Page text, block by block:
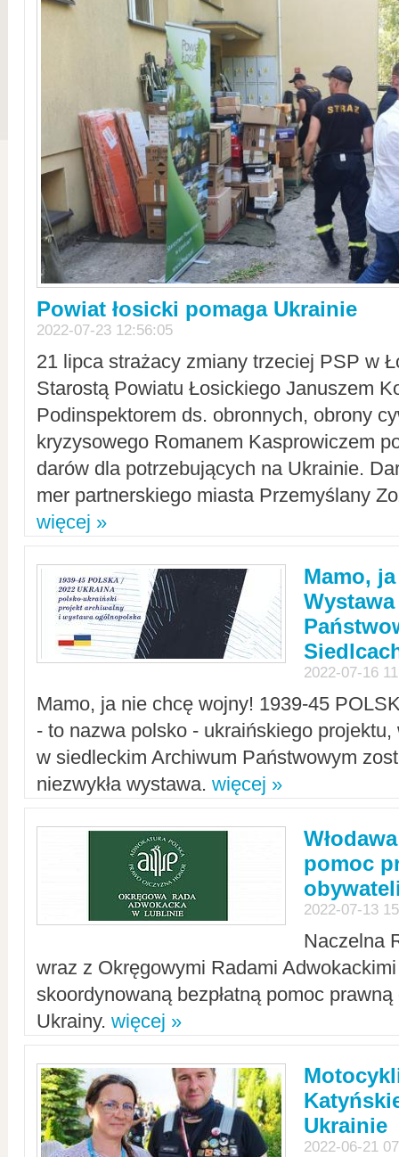
Powiat łosicki pomaga Ukrainie
2022-07-23 12:56:05
21 lipca strażacy zmiany trzeciej PSP w
Starostą Powiatu Łosickiego Januszem
Podinspektorem ds. obronnych, obrony
kryzysowego Romanem Kasprowiczem
darów dla potrzebujących na Ukrainie.
mer partnerskiego miasta Przemyślany
więcej »
Mamo,
2022-07-16
Mamo, ja nie chcę wojny! 1939-45
- to nazwa polsko - ukraińskiego
w siedleckim Archiwum Państwowym
niezwykła wystawa. więcej »
pomoc
2022-07-13
Naczelna
wraz z Okręgowymi Radami Adwokackimi
skoordynowaną bezpłatną pomoc
Ukrainy. więcej »
Ukrainie
2022-06-21